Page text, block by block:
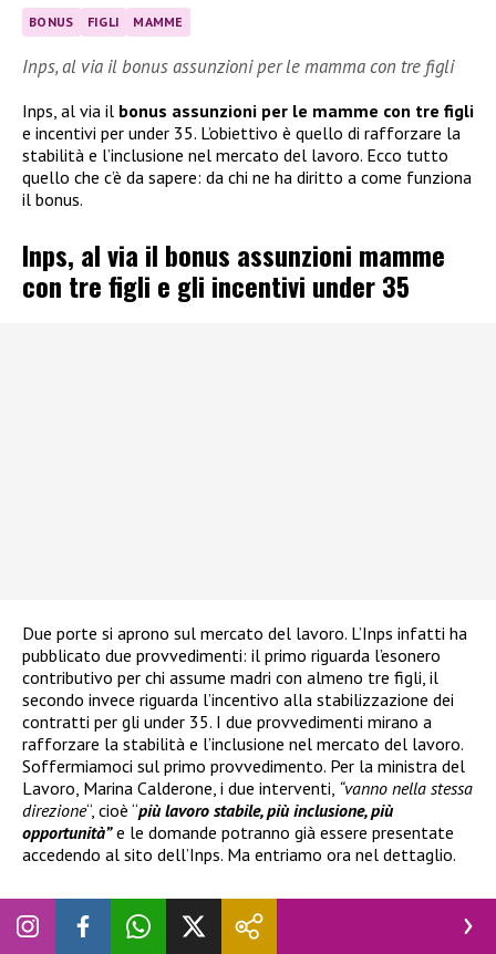
BONUS FIGLI MAMME
Inps, al via il bonus assunzioni per le mamma con tre figli
Inps, al via il bonus assunzioni per le mamme con tre figli
e incentivi per under 35. L’obiettivo è quello di rafforzare la
stabilità e l’inclusione nel mercato del lavoro. Ecco tutto
quello che c’è da sapere: da chi ne ha diritto a come funziona
il bonus.
Inps, al via il bonus assunzioni mamme
con tre figli e gli incentivi under 35
Due porte si aprono sul mercato del lavoro. L’Inps infatti ha
pubblicato due provvedimenti: il primo riguarda l’esonero
contributivo per chi assume madri con almeno tre figli, il
secondo invece riguarda l’incentivo alla stabilizzazione dei
contratti per gli under 35. I due provvedimenti mirano a
rafforzare la stabilità e l’inclusione nel mercato del lavoro.
Soffermiamoci sul primo provvedimento. Per la ministra del
Lavoro, Marina Calderone, i due interventi, “vanno nella stessa
direzione“, cioè “più lavoro stabile, più inclusione, più
opportunità”e le domande potranno già essere presentate
accedendo al sito dell’Inps. Ma entriamo ora nel dettaglio.
Bonus assunzioni mamme con tre figli:
chi ne ha diritto e come funziona